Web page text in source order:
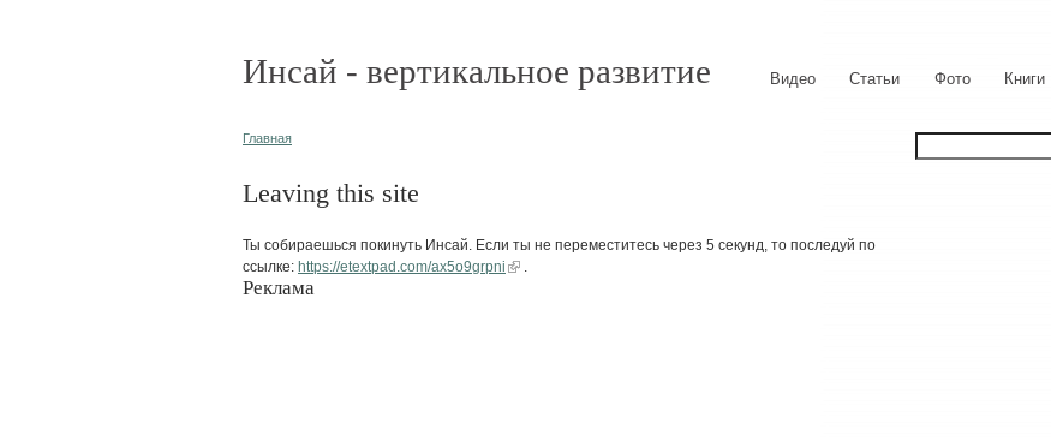
Инсай - вертикальное развитие Видео Статьи Фото Книги
Главная
Leaving this site
Ты собираешься покинуть Инсай. Если ты не переместитесь через 5 секунд, то последуй по
ссылке: https://etextpad.com/ax5o9grpni
Реклама